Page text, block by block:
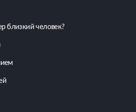
близкий человек?